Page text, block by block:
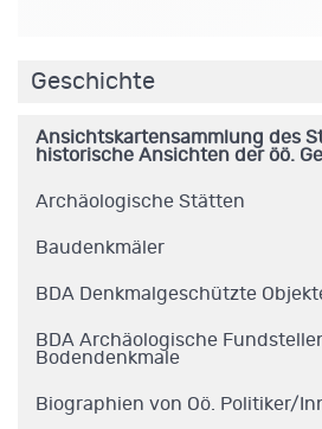
Geschichte
Ansichtskartensammlung des
historische Ansichten der öö.
Archäologische Stätten
Baudenkmäler
BDA Denkmalgeschützte
BDA Archäologische
Bodendenkmale
Biographien von Oö. Politiker/